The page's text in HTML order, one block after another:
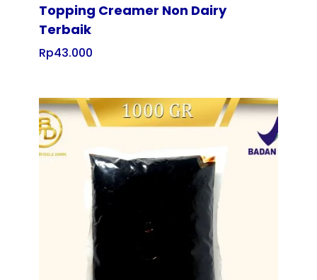
Topping Creamer Non Dairy
Terbaik
Rp43.000